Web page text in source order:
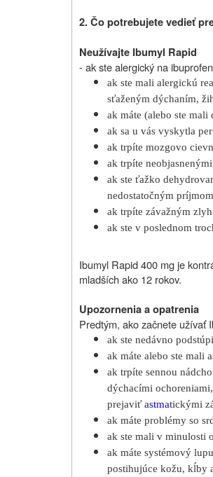
2.Čo potrebujete vedieť
Neužívajte Ibumyl Rapid
-ak ste alergický na
ak ste mali alergickú
sťaženým dýchaním,
ak máte (alebo ste
ak sa u vás vyskytla
ak trpíte mozgovo
ak trpíte
ak ste ťažko
nedostatočným
ak trpíte závažným
ak ste v poslednom
Ibumyl Rapid 400 mg je
mladších ako 12 rokov.
Upozornenia a opatrenia
Predtým, ako začnete užívať
ak ste nedávno
ak máte alebo ste mali
ak trpíte sennou
dýchacími
prejaviť astmatickými
ak máte problémy so
ak ste mali v minulosti
ak máte systémový
postihujúce kožu, kĺby